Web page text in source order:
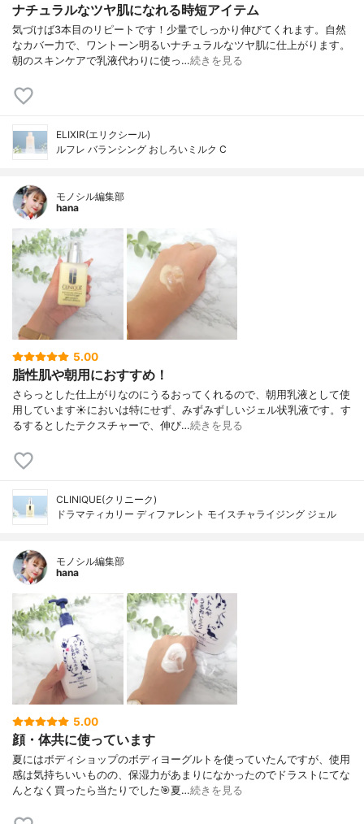
ナチュラルなツヤ肌になれる時短アイテム
気づけば3本目のリピートです！少量でしっかり伸びてくれます。自然
なカバー力で、ワントーン明るいナチュラルなツヤ肌に仕上がります。
朝のスキンケアで乳液代わりに使っ…続きを見る
ELIXIR(エリクシール)
ルフレ バランシング おしろいミルク C
モノシル編集部
hana
5.00
脂性肌や朝用におすすめ！
さらっとした仕上がりなのにうるおってくれるので、朝用乳液として使
用しています☀においは特にせず、みずみずしいジェル状乳液です。す
るするとしたテクスチャーで、伸び…続きを見る
CLINIQUE(クリニーク)
ドラマティカリー ディファレント モイスチャライジング ジェル
モノシル編集部
hana
5.00
顔・体共に使っています
夏にはボディショップのボディヨーグルトを使っていたんですが、使用
感は気持ちいいものの、保湿力があまりになかったのでドラストにてな
んとなく買ったら当たりでした🎯夏…続きを見る